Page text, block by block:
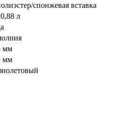
спонжевая вставка
л
мм
мм